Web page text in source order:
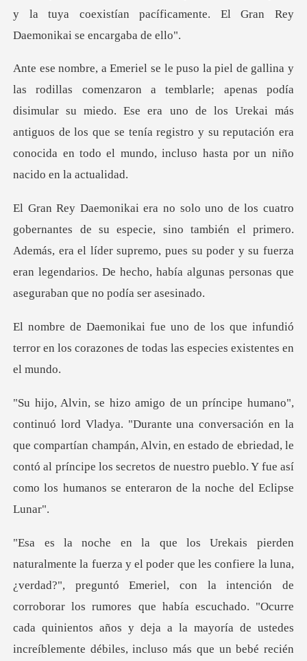
y la tuya coexistían pacíficamente.
enas podía
disimular su miedo. Ese era uno de los Urekai más
antiguos de los que se tenía registro
también el primero.
Además, era el líder supremo, pues su poder y su fuerza
eran lege
ue infundió
terror en los corazones de t
sación en la
que compartían champán, Alvin, en estado de ebriedad, le
contó al príncipe los secr
Emeriel, con la intención de
corroborar los rumores que había escuchado. "Ocurre
cada quinientos años y deja a la mayoría de us